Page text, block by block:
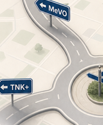
Setembro 2024